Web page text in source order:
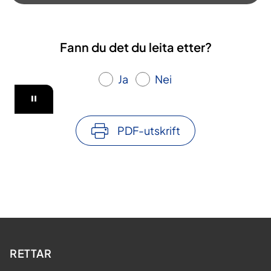
v
i
d
e
Fann du det du leita etter?
Ja Nei
PDF-utskrift
RETTAR